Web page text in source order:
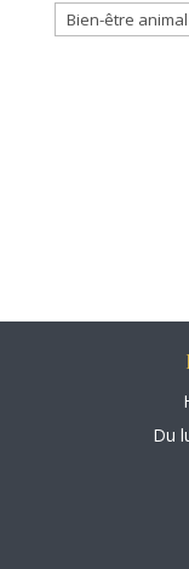
Catégories
Du